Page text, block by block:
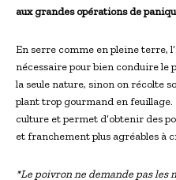
aux grandes opérations de
En serre comme en pleine terre,
nécessaire pour bien conduire le
la seule nature, sinon on récolte
plant trop gourmand en
culture et permet d’obtenir des
et franchement plus agréables à
*Le poivron ne demande pas les